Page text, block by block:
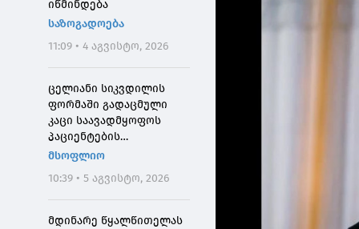
იწმინდება
საზოგადოება
11:09 • 4 აგვისტო, 2026
ცელიანი სიკვდილის
ფორმაში გადაცმული
კაცი საავადმყოფოს
პაციენტების
შეშინებისთვის
მსოფლიო
10:39 • 5 აგვისტო, 2026
მდინარე წყალწითელას